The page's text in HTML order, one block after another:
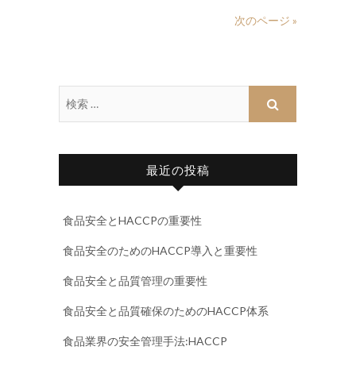
次のページ »
最近の投稿
食品安全とHACCPの重要性
食品安全のためのHACCP導入と重要性
食品安全と品質管理の重要性
食品安全と品質確保のためのHACCP体系
食品業界の安全管理手法:HACCP